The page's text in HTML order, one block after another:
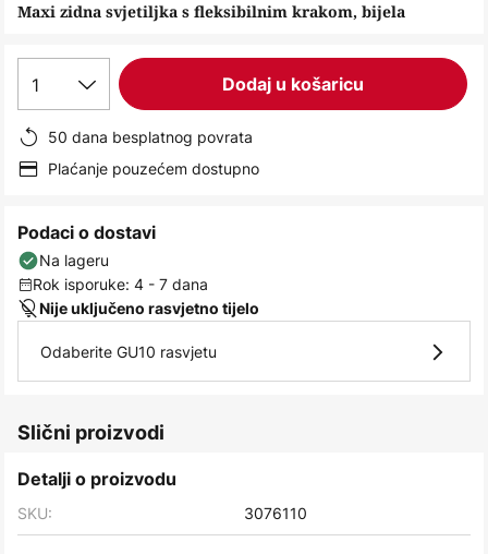
the
Maxi zidna svjetiljka s fleksibilnim krakom, bijela
1 Dodaj u košaricu
50 dana besplatnog povrata
Plaćanje pouzećem dostupno
Podaci o dostavi
Na lageru
Rok isporuke: 4 - 7 dana
Nije uključeno rasvjetno tijelo
Odaberite GU10 rasvjetu
Slični proizvodi
Detalji o proizvodu
SKU: 3076110